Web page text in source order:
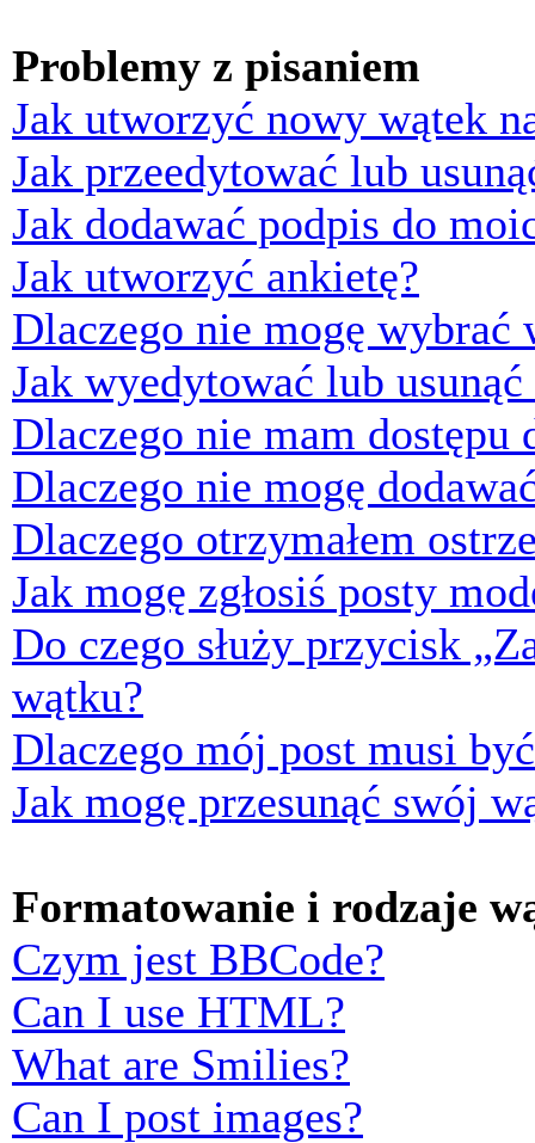
Problemy z pisaniem
Jak utworzyć nowy wątek
Jak przeedytować lub
Jak dodawać podpis do
Jak utworzyć ankietę?
Dlaczego nie mogę wybrać
Jak wyedytować lub usunąć
Dlaczego nie mam dostępu
Dlaczego nie mogę
Dlaczego otrzymałem
Jak mogę zgłosiś posty
Do czego służy przycisk
wątku?
Dlaczego mój post musi
Jak mogę przesunąć swój
Formatowanie i rodzaje
Czym jest BBCode?
Can I use HTML?
What are Smilies?
Can I post images?